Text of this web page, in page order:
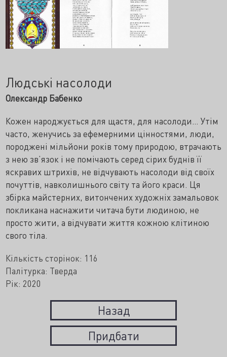
Людські насолоди
Олександр Бабенко
Кожен народжується для щастя, для насолоди… Утім
часто, женучись за ефемерними цінностями, люди,
породжені мільйони років тому природою, втрачають
з нею зв’язок і не помічають серед сірих буднів її
яскравих штрихів, не відчувають насолоди від своїх
почуттів, навколишнього світу та його краси. Ця
збірка майстерних, витончених художніх замальовок
покликана наснажити читача бути людиною, не
просто жити, а відчувати життя кожною клітиною
свого тіла.
Кількість сторінок: 116
Палітурка: Тверда
Рік: 2020
Назад
Придбати